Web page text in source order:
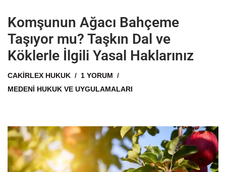
Komşunun Ağacı Bahçeme
Taşıyor mu? Taşkın Dal ve
Köklerle İlgili Yasal Haklarınız
CAKIRLEX HUKUK
1 YORUM
MEDENI HUKUK VE UYGULAMALARI